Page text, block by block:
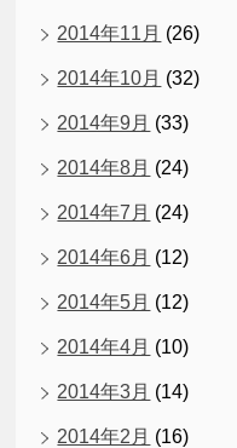
2014年11月 (26)
2014年10月 (32)
2014年9月 (33)
2014年8月 (24)
2014年7月 (24)
2014年6月 (12)
2014年5月 (12)
2014年4月 (10)
2014年3月 (14)
2014年2月 (16)